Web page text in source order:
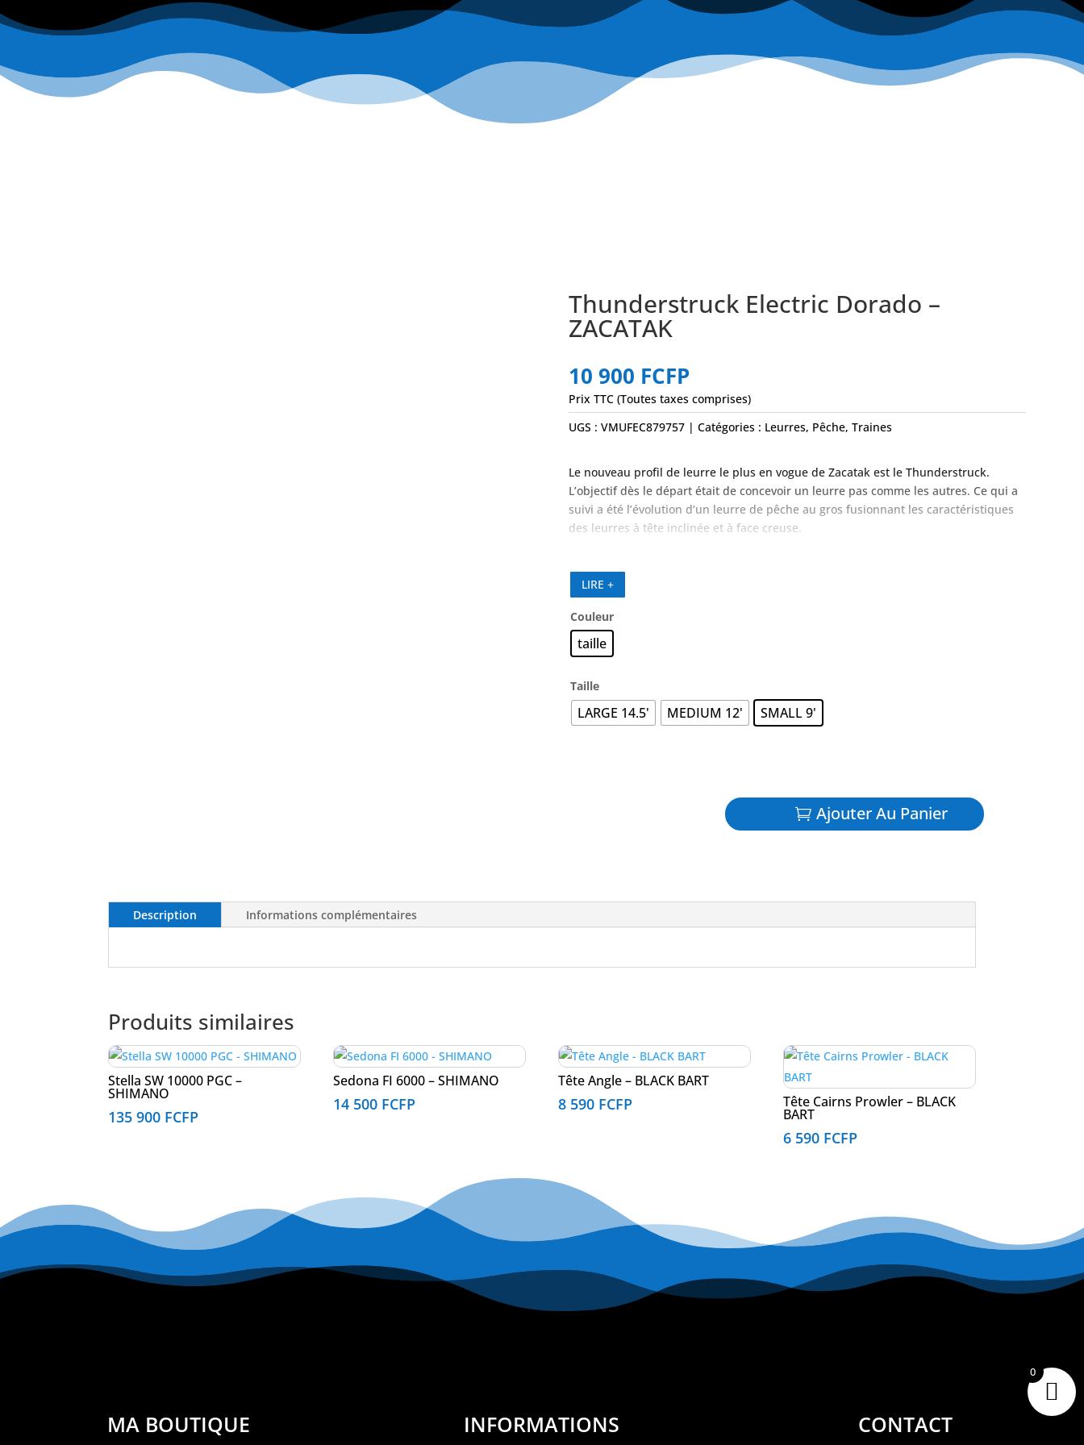
Thunderstruck Electric Dorado –
ZACATAK
10 900 FCFP
Prix TTC (Toutes taxes comprises)
UGS : VMUFEC879757 Catégories : Leurres, Pêche, Traines
Le nouveau profil de leurre le plus en vogue de Zacatak est le Thunderstruck.
L’objectif dès le départ était de concevoir un leurre pas comme les autres. Ce qui a
suivi a été l’évolution d’un leurre de pêche au gros fusionnant les caractéristiques
des leurres à tête inclinée et à face creuse.
respire et fume comme un pousseur, mais plonge ensuite à gauche ou à droite
selon un schéma imprévisible. Le Thunderstruck in Slimy est disponible dans les
tailles Small 9″, Medium 11,5″ et Large 14,5″.
LIRE +
Couleur
taille
Taille
LARGE 14.5' MEDIUM 12' SMALL 9'
Ajouter Au Panier
Description Informations complémentaires
Produits similaires
Stella SW 10000 PGC –
SHIMANO
135 900 FCFP
Sedona FI 6000 – SHIMANO
14 500 FCFP
Tête Angle – BLACK BART
8 590 FCFP Tête Cairns Prowler – BLACK
BART
6 590 FCFP
MA BOUTIQUE INFORMATIONS CONTACT
0